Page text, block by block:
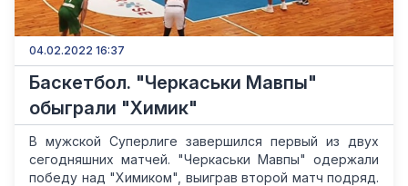
04.02.2022 16:37
Баскетбол. "Черкаськи Мавпы"
обыграли "Химик"
В мужской Суперлиге завершился первый из двух
сегодняшних матчей. "Черкаськи Мавпы" одержали
победу над "Химиком", выиграв второй матч подряд.